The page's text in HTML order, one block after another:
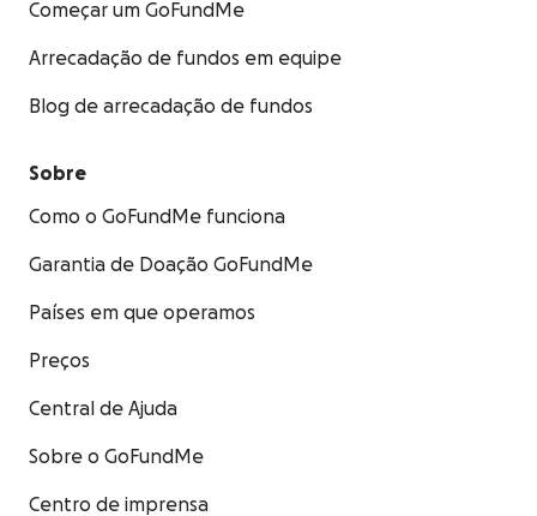
Começar um GoFundMe
Arrecadação de fundos em equipe
Blog de arrecadação de fundos
Sobre
Como o GoFundMe funciona
Garantia de Doação GoFundMe
Países em que operamos
Preços
Central de Ajuda
Sobre o GoFundMe
Centro de imprensa